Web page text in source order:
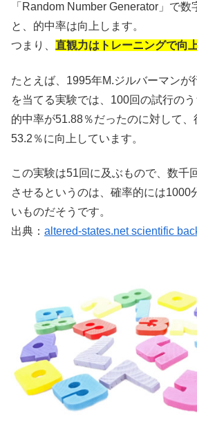
「Random Number Generator」で
と、的中率は向上します。
つまり、 直観力はトレーニングで向
たとえば、1995年M.ジルバーマンが
を当てる実験では、100回の試行の
的中率が51.88％だったのに対して、
53.2％に向上しています。
この実験は51回に及ぶもので、数千
させるというのは、確率的には1000
いものだそうです。
出典： altered-states.net scientific